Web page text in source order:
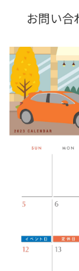
お問い合